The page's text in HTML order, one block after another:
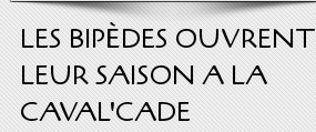
LES BIPÈDES OUVRENT
LEUR SAISON A LA
CAVAL'CADE